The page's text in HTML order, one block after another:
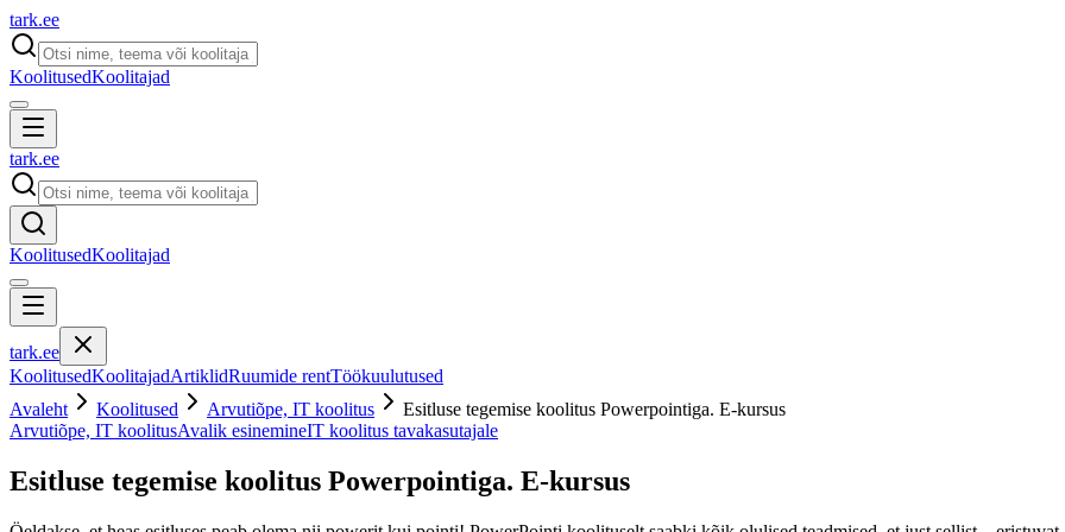
tark.ee
KoolitusedKoolitajad
tark.ee
KoolitusedKoolitajad
tark.ee
KoolitusedKoolitajadArtiklidRuumide rentTöökuulutused
Avaleht
Koolitused Arvutiõpe, IT koolitus
Esitluse tegemise koolitus Powerpointiga. E-kursus
Arvutiõpe, IT koolitusAvalik esinemineIT koolitus tavakasutajale
Esitluse tegemise koolitus Powerpointiga. E-kursus